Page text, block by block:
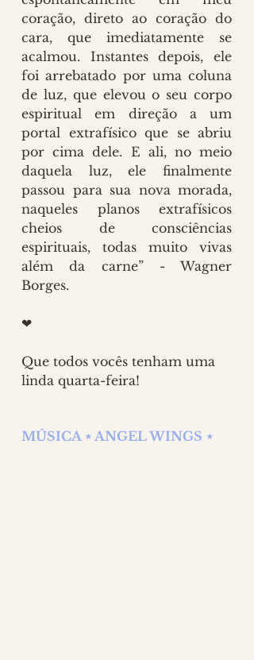
coração, direto ao coração do
cara, que imediatamente se
acalmou. Instantes depois, ele
foi arrebatado por uma coluna
de luz, que elevou o seu corpo
espiritual em direção a um
portal extrafísico que se abriu
por cima dele. E ali, no meio
daquela luz, ele finalmente
passou para sua nova morada,
naqueles planos extrafísicos
cheios de consciências
espirituais, todas muito vivas
além da carne” - Wagner
Borges.
❤
Que todos vocês tenham uma
linda quarta-feira!
MÚSICA ⋆ ANGEL WINGS ⋆